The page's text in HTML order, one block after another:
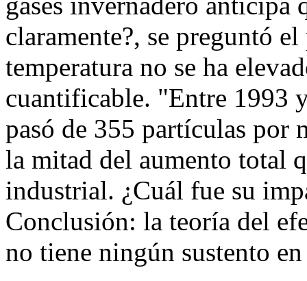
claramente?, se preguntó
temperatura no se ha
cuantificable. "Entre 1993
pasó de 355 partículas por
la mitad del aumento total
industrial. ¿Cuál fue su
Conclusión: la teoría del
no tiene ningún sustento